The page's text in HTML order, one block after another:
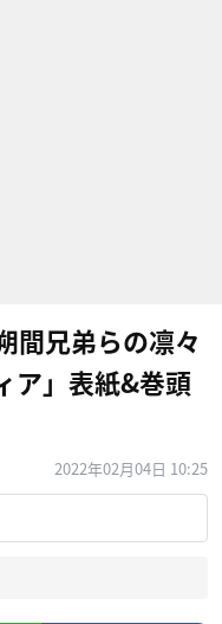
間兄弟らの凛々
ア」表紙&巻頭
2022年02月04日 10:25